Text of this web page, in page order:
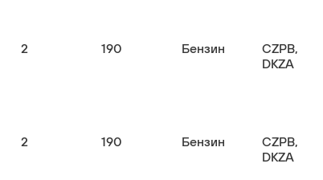
2 190 Бензин
CZPB,
DKZA
2 190 Бензин
CZPB,
DKZA